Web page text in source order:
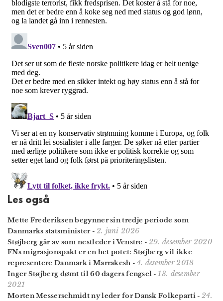
Les også
Mette Frederiksen begynner sin tredje periode som
Danmarks statsminister- 2. juni 2026
Støjberg går av som nestleder i Venstre - 29. desember 2020
FNs migrasjons­pakt er en het potet: Støjberg vil ikke
representere Danmark i Marrakesh - 4. desember 2018
Inger Støjberg dømt til 60 dagers fengsel -13. desember
2021
Morten Messerschmidt ny leder for Dansk Folkeparti - 24.